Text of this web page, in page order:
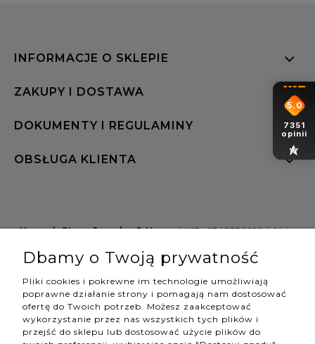
INFORMACJE O SKLEPIE
ZAKUPY I DOSTAWA
DOKUMENTY I REGULAMINY
OBSŁUGA KLIENTA
Hannah Store Jewelry & Home| NIP: 6342736629 | Aleja
shop@hannahstore.pl
pokaż pełną wersję strony
5.0
7351
opinii
Dbamy o Twoją prywatność
Pliki cookies i pokrewne im technologie umożliwiają
poprawne działanie strony i pomagają nam dostosować
ofertę do Twoich potrzeb. Możesz zaakceptować
wykorzystanie przez nas wszystkich tych plików i
przejść do sklepu lub dostosować użycie plików do